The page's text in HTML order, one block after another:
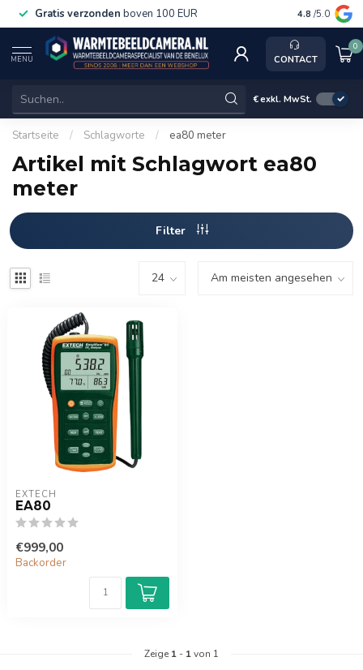
Gratis verzonden boven 100 EUR Service,
4.8 /5.0
MENU CONTACT
0
€exkl. MwSt.
Startseite / Schlagworte / ea80 meter
Artikel mit Schlagwort ea80
meter
Filter
EXTECH
EA80
€999,00
Backorder
Zeige 1 - 1von 1